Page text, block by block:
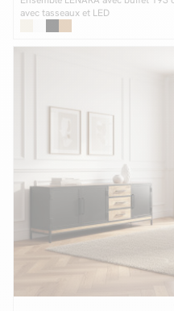
avec tasseaux et LED